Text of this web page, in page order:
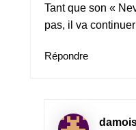
Tant que son «
pas, il va continuer
Répondre